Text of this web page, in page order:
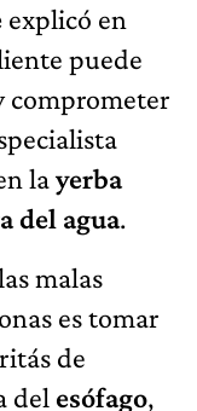
explicó en
puede
comprometer
layerba
del agua.
malas
es tomar
de
del esófago,